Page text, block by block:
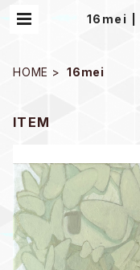
HOME 16mei
ITEM